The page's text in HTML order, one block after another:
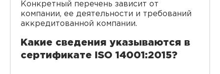
Конкретный перечень зависит от
компании, ее деятельности и требований
аккредитованной компании.
Какие сведения указываются в
сертификате ISO 14001:2015?